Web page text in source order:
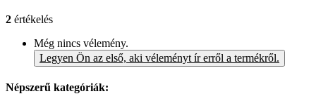
2 értékelés
Még nincs vélemény.
Legyen Ön az első, aki véleményt ír erről a termékről.
Népszerű kategóriák: